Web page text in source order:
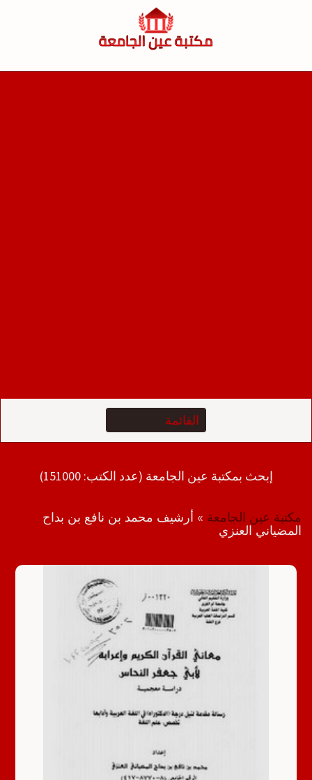
إبحث بمكتبة عين الجامعة (عدد الكتب: 151000)
مكتبة عين الجامعة » أرشيف محمد بن نافع بن بداح
المضياني العنزي